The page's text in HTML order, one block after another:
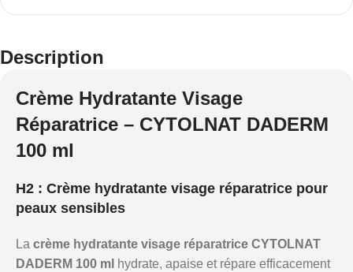
Description
Crème Hydratante Visage
Réparatrice – CYTOLNAT DADERM
100 ml
H2 : Crème hydratante visage réparatrice pour
peaux sensibles
La crème hydratante visage réparatrice CYTOLNAT
DADERM 100 ml hydrate, apaise et répare efficacement